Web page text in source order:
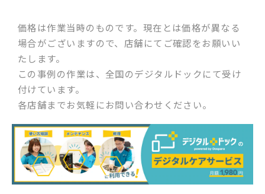
価格は作業当時のものです。現在とは価格が異なる
場合がございますので、店舗にてご確認をお願いい
たします。
この事例の作業は、全国のデジタルドックにて受け
付けています。
各店舗までお気軽にお問い合わせください。